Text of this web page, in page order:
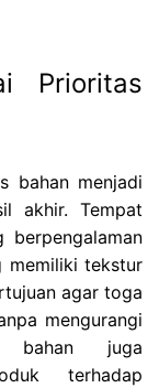
Prioritas
bahan menjadi
akhir. Tempat
berpengalaman
memiliki tekstur
agar toga
mengurangi
bahan juga
terhadap